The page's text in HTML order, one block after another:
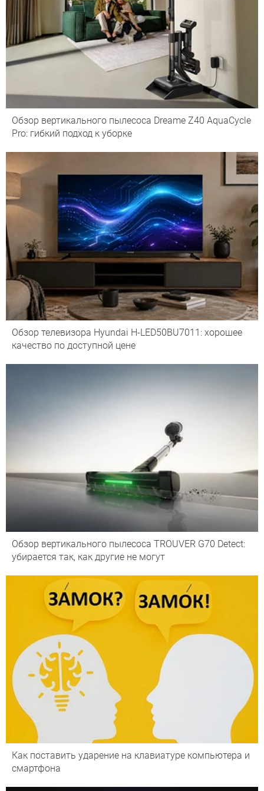
Обзор вертикального пылесоса Dreame Z40 AquaCycle
Pro: гибкий подход к уборке
Обзор телевизора Hyundai H-LED50BU7011: хорошее
качество по доступной цене
Обзор вертикального пылесоса TROUVER G70 Detect:
убирается так, как другие не могут
Как поставить ударение на клавиатуре компьютера и
смартфона